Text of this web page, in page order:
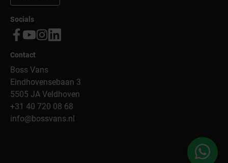
Socials
Contact
Boss Vans
Eindhovensebaan 3
5505 JA Veldhoven
+31 40 720 08 68
info@bossvans.nl